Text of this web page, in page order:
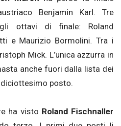
Benjamin Karl. Tre
ottavi di finale: Roland
e Maurizio Bormolini. Tra i
Mick. L’unica azzurra in
anche fuori dalla lista dei
posto.
ha visto Roland Fischnaller